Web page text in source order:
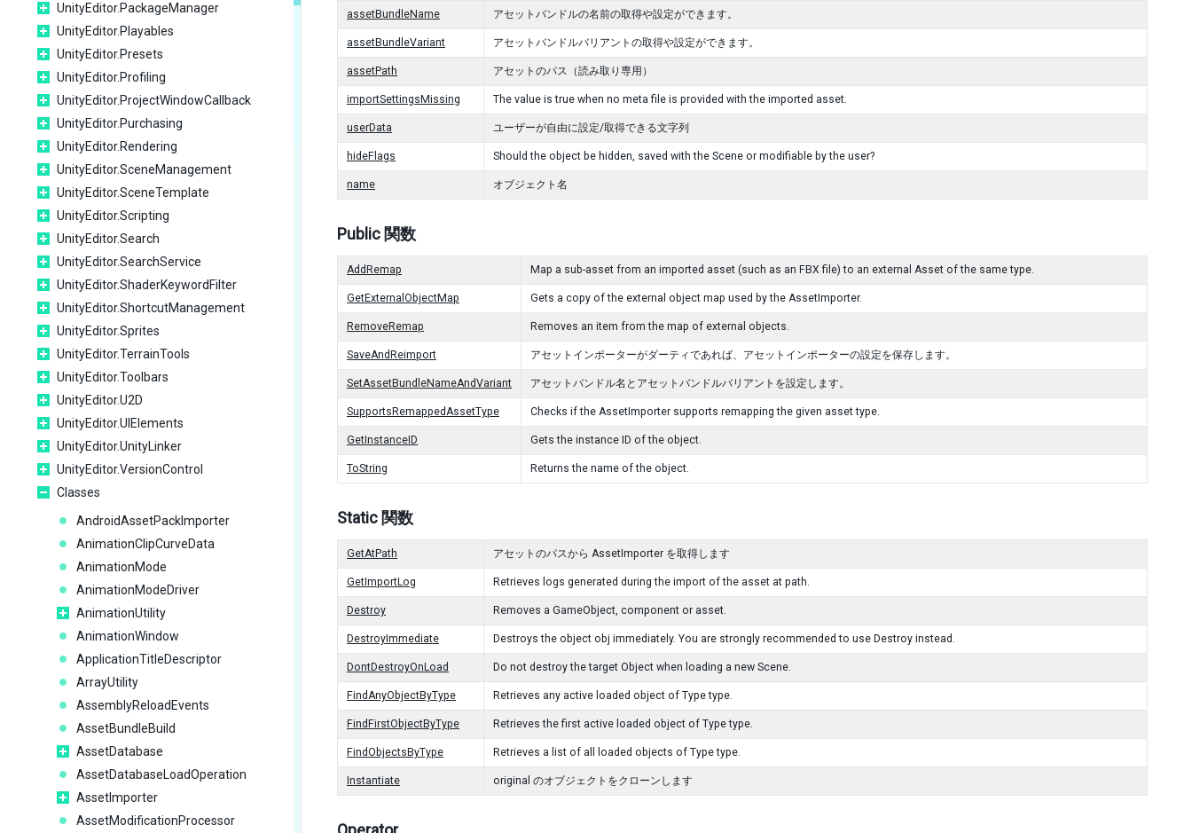
UnityEditor.PackageManager
UnityEditor.Playables
UnityEditor.Presets
UnityEditor.Profiling
UnityEditor.ProjectWindowCallback
UnityEditor.Purchasing
UnityEditor.Rendering
UnityEditor.SceneManagement
UnityEditor.SceneTemplate
UnityEditor.Scripting
UnityEditor.Search
UnityEditor.SearchService
UnityEditor.ShaderKeywordFilter
UnityEditor.ShortcutManagement
UnityEditor.Sprites
UnityEditor.TerrainTools
UnityEditor.Toolbars
UnityEditor.U2D
UnityEditor.UIElements
UnityEditor.UnityLinker
UnityEditor.VersionControl
Classes
AndroidAssetPackImporter
AnimationClipCurveData
AnimationMode
AnimationModeDriver
AnimationUtility
AnimationWindow
ApplicationTitleDescriptor
ArrayUtility
AssemblyReloadEvents
AssetBundleBuild
AssetDatabase
AssetDatabaseLoadOperation
AssetImporter
AssetModificationProcessor
assetBundleName アセットバンドルの名前の取得や設定ができます。
assetBundleVariant アセットバンドルバリアントの取得や設定ができます。
assetPath アセットのパス（読み取り専用）
importSettingsMissing The value is true when no meta file is provided with the imported asset.
userData ユーザーが自由に設定/取得できる文字列
hideFlags Should the object be hidden, saved with the Scene or modifiable by the user?
name オブジェクト名
Public 関数
AddRemap Map a sub-asset from an imported asset (such as an FBX file) to an external Asset of the same type.
GetExternalObjectMap Gets a copy of the external object map used by the AssetImporter.
RemoveRemap Removes an item from the map of external objects.
SaveAndReimport アセットインポーターがダーティであれば、アセットインポーターの設定を保存します。
SetAssetBundleNameAndVariant アセットバンドル名とアセットバンドルバリアントを設定します。
SupportsRemappedAssetType Checks if the AssetImporter supports remapping the given asset type.
GetInstanceID Gets the instance ID of the object.
ToString Returns the name of the object.
Static 関数
GetAtPath アセットのパスから AssetImporter を取得します
GetImportLog Retrieves logs generated during the import of the asset at path.
Destroy Removes a GameObject, component or asset.
DestroyImmediate Destroys the object obj immediately. You are strongly recommended to use Destroy instead.
DontDestroyOnLoad Do not destroy the target Object when loading a new Scene.
FindAnyObjectByType Retrieves any active loaded object of Type type.
FindFirstObjectByType Retrieves the first active loaded object of Type type.
FindObjectsByType Retrieves a list of all loaded objects of Type type.
Instantiate original のオブジェクトをクローンします